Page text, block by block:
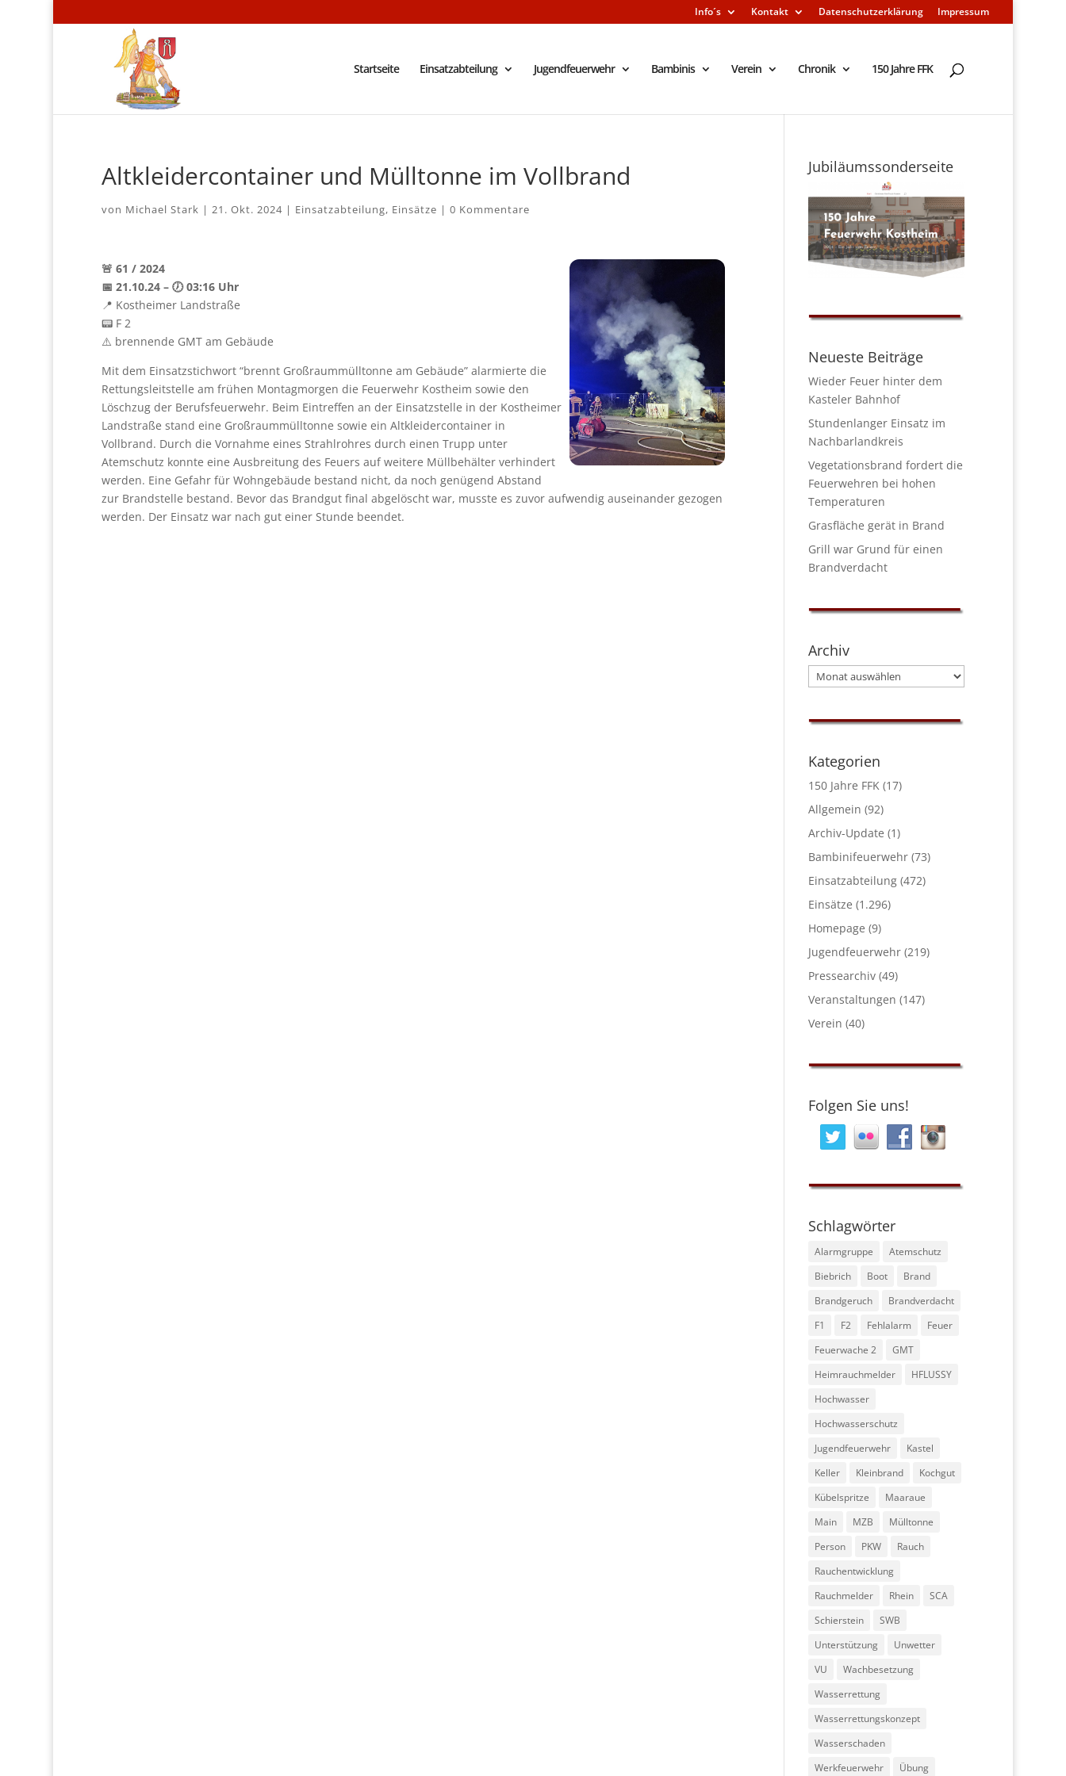
Info´s Kontakt Datenschutzerklärung Impressum
Startseite Einsatzabteilung Jugendfeuerwehr Bambinis Verein Chronik 150 Jahre FFK
Altkleidercontainer und Mülltonne im Vollbrand
von Michael Stark | 21. Okt. 2024| Einsatzabteilung, Einsätze | 0 Kommentare
🚨 61 / 2024
📅 21.10.24 – 🕖 03:16 Uhr
📍 Kostheimer Landstraße
📟 F 2
⚠️ brennende GMT am Gebäude
Mit dem Einsatzstichwort “brennt Großraummülltonne am Gebäude” alarmierte die
Rettungsleitstelle am frühen Montagmorgen die Feuerwehr Kostheim sowie den
Löschzug der Berufsfeuerwehr. Beim Eintreffen an der Einsatzstelle in der Kostheimer
Landstraße stand eine Großraummülltonne sowie ein Altkleidercontainer in
Vollbrand. Durch die Vornahme eines Strahlrohres durch einen Trupp unter
Atemschutz konnte eine Ausbreitung des Feuers auf weitere Müllbehälter verhindert
werden. Eine Gefahr für Wohngebäude bestand nicht, da noch genügend Abstand
zur Brandstelle bestand. Bevor das Brandgut final abgelöscht war, musste es zuvor aufwendig auseinander gezogen
werden. Der Einsatz war nach gut einer Stunde beendet.
Jubiläumssonderseite
Neueste Beiträge
Wieder Feuer hinter dem
Kasteler Bahnhof
Stundenlanger Einsatz im
Nachbarlandkreis
Vegetationsbrand fordert die
Feuerwehren bei hohen
Temperaturen
Grasfläche gerät in Brand
Grill war Grund für einen
Brandverdacht
Archiv
Archiv
Kategorien
150 Jahre FFK (17)
Allgemein (92)
Archiv-Update (1)
Bambinifeuerwehr (73)
Einsatzabteilung (472)
Einsätze (1.296)
Homepage (9)
Jugendfeuerwehr (219)
Pressearchiv (49)
Veranstaltungen (147)
Verein (40)
Folgen Sie uns!
Schlagwörter
Alarmgruppe
Atemschutz
Biebrich
Boot
Brand
Brandgeruch
Brandverdacht
F1
F2 Fehlalarm
Feuer
Feuerwache 2
GMT
Heimrauchmelder
HFLUSSY
Hochwasser
Hochwasserschutz
Jugendfeuerwehr
Kastel
Keller
Kleinbrand
Kochgut
Kübelspritze
Maaraue
Main
MZB
Mülltonne
Person
PKW
Rauch
Rauchentwicklung
Rauchmelder
Rhein
SCA
Schierstein
SWB
Unterstützung
Unwetter
VU
Wachbesetzung
Wasserrettung
Wasserrettungskonzept
Wasserschaden
Werkfeuerwehr
Übung